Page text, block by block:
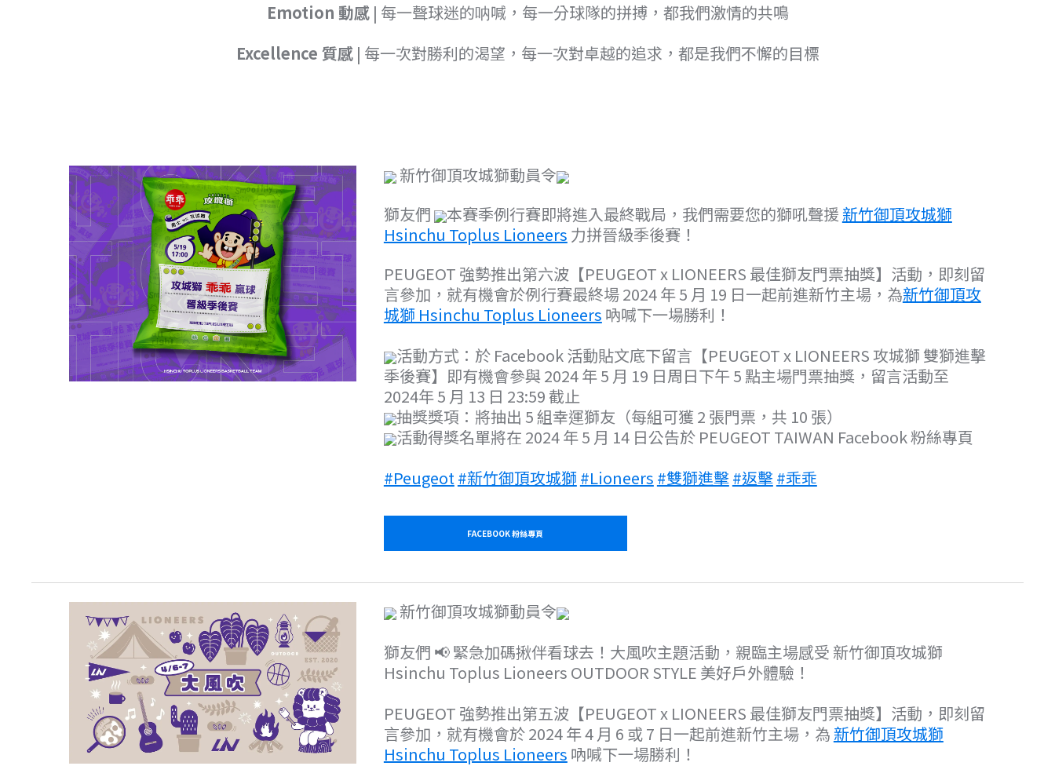
Emotion 動感| 每一聲球迷的呐喊，每一分球隊的拼搏，都我們激情的共鳴
Excellence 質感| 每一次對勝利的渴望，每一次對卓越的追求，都是我們不懈的目標
新竹御頂攻城獅動員令
獅友們
本賽季例行賽即將進入最終戰局，我們需要您的獅吼聲援 新竹御頂攻城獅
Hsinchu Toplus Lioneers 力拼晉級季後賽！
PEUGEOT 強勢推出第六波【PEUGEOT x LIONEERS 最佳獅友門票抽獎】活動，即刻留
言參加，就有機會於例行賽最終場 2024 年 5 月 19 日一起前進新竹主場，為新竹御頂攻
城獅 Hsinchu Toplus Lioneers 吶喊下一場勝利！
活動方式：於 Facebook 活動貼文底下留言【PEUGEOT x LIONEERS 攻城獅 雙獅進擊
季後賽】即有機會參與 2024 年 5 月 19 日周日下午 5 點主場門票抽獎，留言活動至
2024年 5 月 13 日 23:59 截止
抽獎獎項：將抽出 5 組幸運獅友（每組可獲 2 張門票，共 10 張）
活動得獎名單將在 2024 年 5 月 14 日公告於 PEUGEOT TAIWAN Facebook 粉絲專頁
#Peugeot#新竹御頂攻城獅#Lioneers #雙獅進擊#返擊#乖乖
FACEBOOK 粉絲專頁
新竹御頂攻城獅動員令
獅友們 📢 緊急加碼揪伴看球去！大風吹主題活動，親臨主場感受 新竹御頂攻城獅
Hsinchu Toplus Lioneers OUTDOOR STYLE 美好戶外體驗！
PEUGEOT 強勢推出第五波【PEUGEOT x LIONEERS 最佳獅友門票抽獎】活動，即刻留
言參加，就有機會於 2024 年 4 月 6 或 7 日一起前進新竹主場，為 新竹御頂攻城獅
Hsinchu Toplus Lioneers 吶喊下一場勝利！